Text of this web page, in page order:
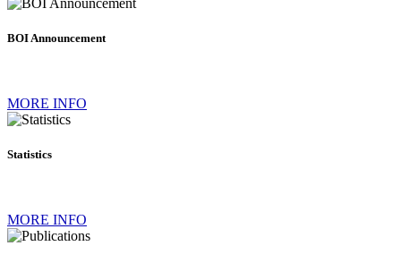
BOI Announcement
MORE INFO
Statistics
MORE INFO